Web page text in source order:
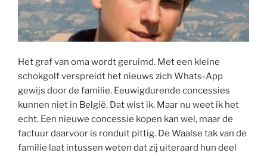
Het graf van oma wordt geruimd. Met een kleine
schokgolf verspreidt het nieuws zich Whats-App
gewijs door de familie. Eeuwigdurende concessies
kunnen niet in België. Dat wist ik. Maar nu weet ik het
echt. Een nieuwe concessie kopen kan wel, maar de
factuur daarvoor is ronduit pittig. De Waalse tak van de
familie laat intussen weten dat zij uiteraard hun deel